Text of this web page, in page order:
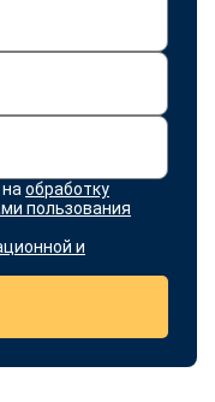
обработку
пользования
и